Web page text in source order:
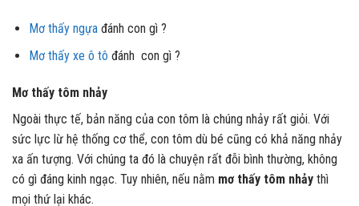
Mơ thấy ngựađánh con gì ?
Mơ thấy xe ô tô đánh con gì ?
Mơ thấy tôm nhảy
Ngoài thực tế, bản năng của con tôm là chúng nhảy rất giỏi. Với
sức lực lừ hệ thống cơ thể, con tôm dù bé cũng có khả năng nhảy
xa ấn tượng. Với chúng ta đó là chuyện rất đỗi bình thường, không
có gì đáng kinh ngạc. Tuy nhiên, nếu nằm mơ thấy tôm nhảy thì
mọi thứ lại khác.